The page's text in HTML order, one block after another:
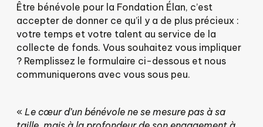
Être bénévole pour la Fondation Élan, c’est
accepter de donner ce qu’il y a de plus précieux :
votre temps et votre talent au service de la
collecte de fonds. Vous souhaitez vous impliquer
? Remplissez le formulaire ci-dessous et nous
communiquerons avec vous sous peu.
« Le cœur d’un bénévole ne se mesure pas à sa